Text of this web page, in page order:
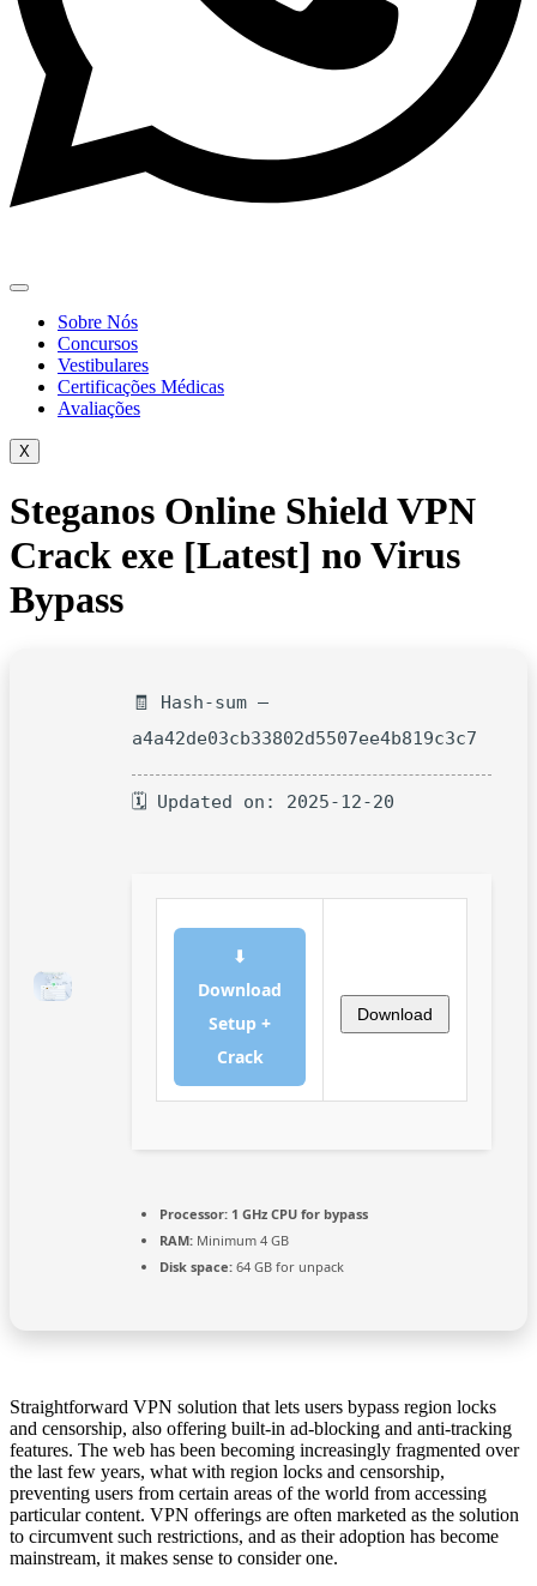
Sobre Nós
Concursos
Vestibulares
Certificações Médicas
Avaliações
X
Steganos Online Shield VPN
Crack exe [Latest] no Virus
Bypass
🧾 Hash-sum —
a4a42de03cb33802d5507ee4b819c3c7
🗓 Updated on: 2025-12-20
⬇
Download
Setup +
Crack
Download
Processor: 1 GHz CPU for bypass
RAM: Minimum 4 GB
Disk space: 64 GB for unpack
Straightforward VPN solution that lets users bypass region locks
and censorship, also offering built-in ad-blocking and anti-tracking
features. The web has been becoming increasingly fragmented over
the last few years, what with region locks and censorship,
preventing users from certain areas of the world from accessing
particular content. VPN offerings are often marketed as the solution
to circumvent such restrictions, and as their adoption has become
mainstream, it makes sense to consider one.